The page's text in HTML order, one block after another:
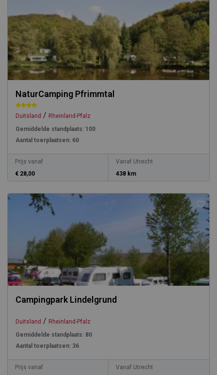
NaturCamping Pfrimmtal
Duitsland / Rheinland-Pfalz
Gemiddelde standplaats: 100
Aantal toerplaatsen: 60
Prijs vanaf
€ 28,00
Vanaf Utrecht
438 km
Campingpark Lindelgrund
Duitsland / Rheinland-Pfalz
Gemiddelde standplaats: 80
Aantal toerplaatsen: 36
Prijs vanaf
Vanaf Utrecht